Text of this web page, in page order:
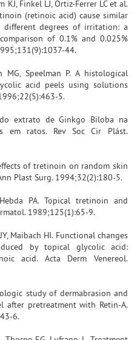
KJ, Finkel LJ, Ortiz-Ferrer LC et al.
(retinoic acid) cause similar
degrees of irritation: a
of 0.1% and 0.025%
44.
MG, Speelman P. A histological
acid peels using solutions
5.
extrato de Ginkgo Biloba na
em ratos. Rev Soc Cir Plást.
of tretinoin on random skin
Plast Surg. 1994;32(2):180-5.
PA. Topical tretinoin and
1989;125(1):65-9.
Maibach HI. Functional changes
by topical glycolic acid:
acid. Acta Derm Venereol.
study of dermabrasion and
after pretreatment with Retin-A.
6.